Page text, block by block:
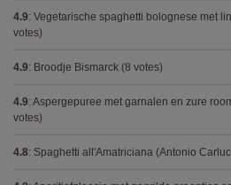
4.9: Vegetarische spaghetti bolognese met
votes)
4.9: Broodje Bismarck (8 votes)
4.9: Aspergepuree met garnalen en zure
votes)
4.8: Spaghetti all'Amatriciana (Antonio